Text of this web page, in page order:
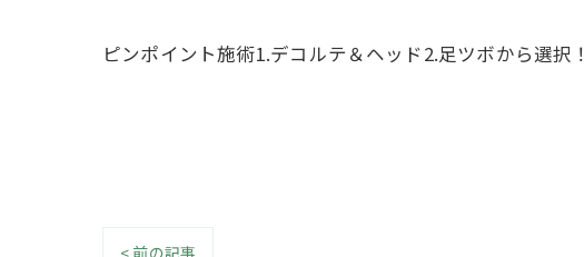
ピンポイント施術1.デコルテ＆ヘッド2.足ツボから選択！
< 前の記事